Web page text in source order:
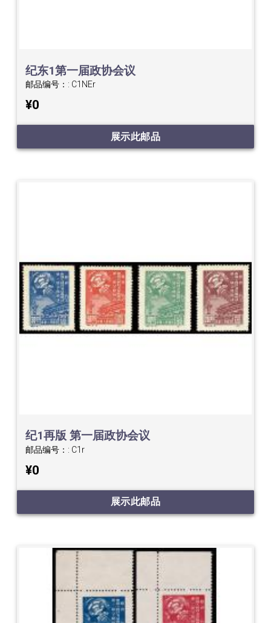
纪东1第一届政协会议
邮品编号：: C1NEr
¥0
展示此邮品
纪1再版 第一届政协会议
邮品编号：: C1r
¥0
展示此邮品